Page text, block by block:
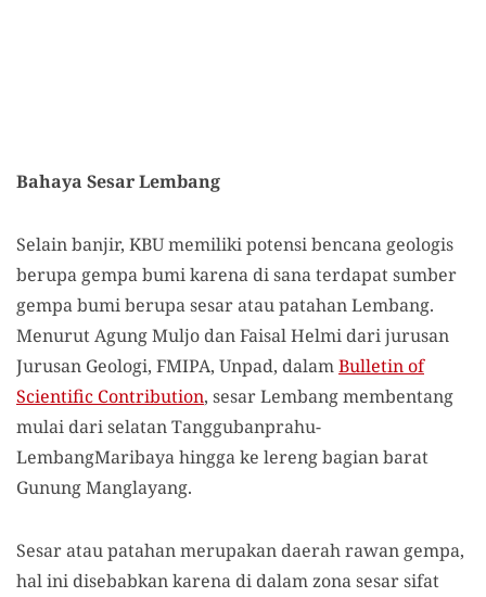
Bahaya Sesar Lembang
Selain banjir, KBU memiliki potensi bencana geologis
berupa gempa bumi karena di sana terdapat sumber
gempa bumi berupa sesar atau patahan Lembang.
Menurut Agung Muljo dan Faisal Helmi dari jurusan
Jurusan Geologi, FMIPA, Unpad, dalamBulletin of
Scientific Contribution, sesar Lembang membentang
mulai dari selatan Tanggubanprahu-
LembangMaribaya hingga ke lereng bagian barat
Gunung Manglayang.
Sesar atau patahan merupakan daerah rawan gempa,
hal ini disebabkan karena di dalam zona sesar sifat